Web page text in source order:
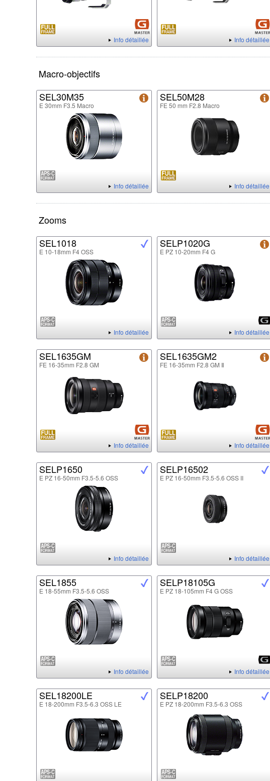
Info détaillée Info détaillée
Macro-objectifs
SEL30M35
E 30mm F3.5 Macro
Info détaillée
SEL50M28
FE 50 mm F2.8 Macro
Info détaillée
Zooms
SEL1018
E 10-18mm F4 OSS
Info détaillée
SELP1020G
E PZ 10-20mm F4 G
Info détaillée
SEL1635GM
FE 16-35mm F2.8 GM
Info détaillée
SEL1635GM2
FE 16-35mm F2.8 GM Ⅱ
Info détaillée
SELP1650
E PZ 16-50mm F3.5-5.6 OSS
Info détaillée
SELP16502
E PZ 16-50mm F3.5-5.6 OSS II
Info détaillée
SEL1855
E 18-55mm F3.5-5.6 OSS
Info détaillée
SELP18105G
E PZ 18-105mm F4 G OSS
Info détaillée
SEL18200LE
E 18-200mm F3.5-6.3 OSS LE
SELP18200
E PZ 18-200mm F3.5-6.3 OSS